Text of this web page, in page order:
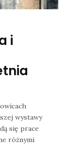
i
wystawy
się prace
różnymi